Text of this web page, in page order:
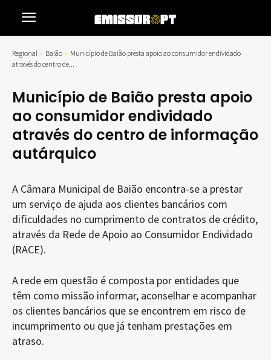
Regional Baião
Município de Baião presta apoio ao consumidor endividado
através do centro de...
Município de Baião presta apoio
ao consumidor endividado
através do centro de informação
autárquico
A Câmara Municipal de Baião encontra-se a prestar
um serviço de ajuda aos clientes bancários com
dificuldades no cumprimento de contratos de crédito,
através da Rede de Apoio ao Consumidor Endividado
(RACE).
A rede em questão é composta por entidades que
têm como missão informar, aconselhar e acompanhar
os clientes bancários que se encontrem em risco de
incumprimento ou que já tenham prestações em
atraso.